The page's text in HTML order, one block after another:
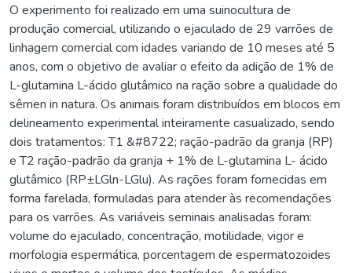
O experimento foi realizado em uma suinocultura de
produção comercial, utilizando o ejaculado de 29 varrões de
linhagem comercial com idades variando de 10 meses até 5
anos, com o objetivo de avaliar o efeito da adição de 1% de
L-glutamina L-ácido glutâmico na ração sobre a qualidade do
sêmen in natura. Os animais foram distribuídos em blocos em
delineamento experimental inteiramente casualizado, sendo
dois tratamentos: T1 &#8722; ração-padrão da granja (RP)
e T2 ração-padrão da granja + 1% de L-glutamina L- ácido
glutâmico (RP±LGln-LGlu). As rações foram fornecidas em
forma farelada, formuladas para atender às recomendações
para os varrões. As variáveis seminais analisadas foram:
volume do ejaculado, concentração, motilidade, vigor e
morfologia espermática, porcentagem de espermatozoides